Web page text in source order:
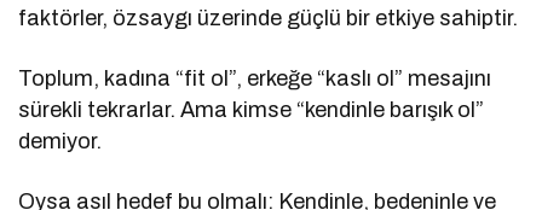
faktörler, özsaygı üzerinde güçlü bir etkiye sahiptir.
Toplum, kadına “fit ol”, erkeğe “kaslı ol” mesajını
sürekli tekrarlar. Ama kimse “kendinle barışık ol”
demiyor.
Oysa asıl hedef bu olmalı: Kendinle, bedeninle ve